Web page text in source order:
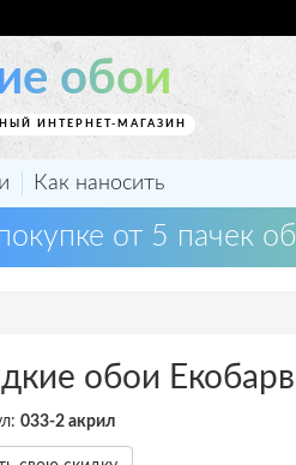
обои
ИНТЕРНЕТ-МАГАЗИН
Как наносить
от 5 пачек
обои
033-2 акрил